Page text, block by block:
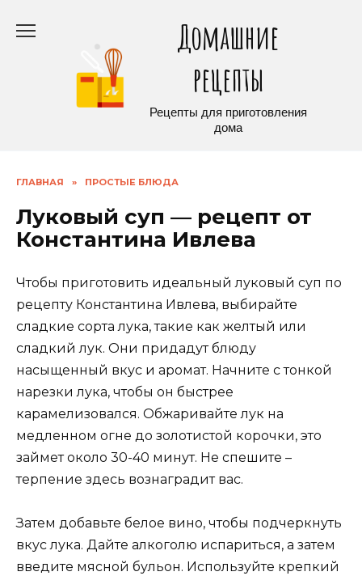
Домашние
рецепты
Рецепты для приготовления
дома
ГЛАВНАЯ » ПРОСТЫЕ БЛЮДА
Луковый суп — рецепт от
Константина Ивлева
Чтобы приготовить идеальный луковый суп по
рецепту Константина Ивлева, выбирайте
сладкие сорта лука, такие как желтый или
сладкий лук. Они придадут блюду
насыщенный вкус и аромат. Начните с тонкой
нарезки лука, чтобы он быстрее
карамелизовался. Обжаривайте лук на
медленном огне до золотистой корочки, это
займет около 30-40 минут. Не спешите –
терпение здесь вознаградит вас.
Затем добавьте белое вино, чтобы подчеркнуть
вкус лука. Дайте алкоголю испариться, а затем
введите мясной бульон. Используйте крепкий